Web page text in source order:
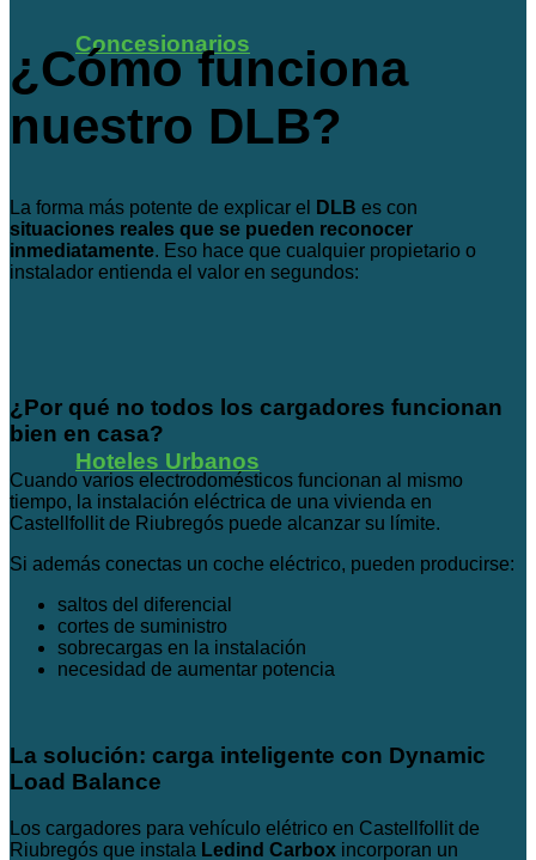
Concesionarios
Hoteles Urbanos
¿Cómo funciona
nuestro DLB?
La forma más potente de explicar el DLB es con
situaciones reales que se pueden reconocer
inmediatamente. Eso hace que cualquier propietario o
instalador entienda el valor en segundos:
¿Por qué no todos los cargadores funcionan
bien en casa?
Cuando varios electrodomésticos funcionan al mismo
tiempo, la instalación eléctrica de una vivienda en
Castellfollit de Riubregós puede alcanzar su límite.
Si además conectas un coche eléctrico, pueden producirse:
saltos del diferencial
cortes de suministro
sobrecargas en la instalación
necesidad de aumentar potencia
La solución: carga inteligente con Dynamic
Load Balance
Los cargadores para vehículo elétrico en Castellfollit de
Riubregós que instala Ledind Carbox incorporan un